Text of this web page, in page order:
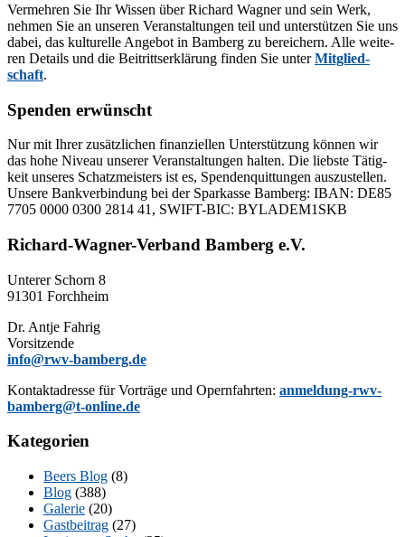
Ver­meh­ren Sie Ihr Wis­sen über Ri­chard Wag­ner und sein Werk,
neh­men Sie an un­se­ren Ver­an­stal­tun­gen teil und un­ter­stüt­zen Sie uns
da­bei, das kul­tu­rel­le An­ge­bot in Bam­berg zu be­rei­chern. Alle wei­te­
ren De­tails und die Bei­tritts­er­klä­rung fin­den Sie un­terMit­glied­
schaft.
Spenden erwünscht
Nur mit Ih­rer zu­sätz­li­chen fi­nan­zi­el­len Un­ter­stüt­zung kön­nen wir
das hohe Ni­veau un­se­rer Ver­an­stal­tun­gen hal­ten. Die liebs­te Tä­tig­
keit un­se­res Schatz­meis­ters ist es, Spen­den­quit­tun­gen aus­zu­stel­len.
Un­se­re Bank­ver­bin­dung bei der Spar­kas­se Bam­berg: IBAN: DE85
7705 0000 0300 2814 41, SWIFT-BIC: BYLADEM1SKB
Richard-Wagner-Verband Bamberg e.V.
Un­te­rer Schorn 8
91301 Forchheim
Dr. Ant­je Fahrig
Vorsitzende
info@rwv-bamberg.de
Kon­takt­adres­se für Vor­trä­ge und Opern­fahr­ten: anmeldung-rwv-
bamberg@t-online.de
Kategorien
Beers Blog (8)
Blog (388)
Galerie (20)
Gastbeitrag (27)